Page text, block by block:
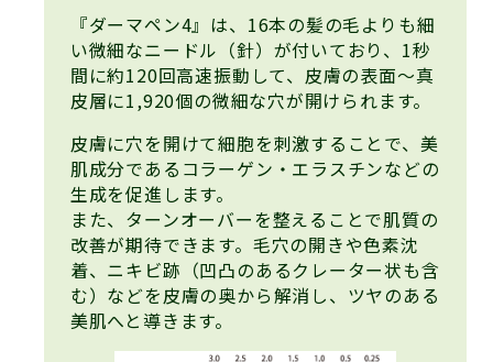
『ダーマペン4』は、16本の髪の毛よりも細
い微細なニードル（針）が付いており、1秒
間に約120回高速振動して、皮膚の表面～真
皮層に1,920個の微細な穴が開けられます。
皮膚に穴を開けて細胞を刺激することで、美
肌成分であるコラーゲン・エラスチンなどの
生成を促進します。
また、ターンオーバーを整えることで肌質の
改善が期待できます。毛穴の開きや色素沈
着、ニキビ跡（凹凸のあるクレーター状も含
む）などを皮膚の奥から解消し、ツヤのある
美肌へと導きます。